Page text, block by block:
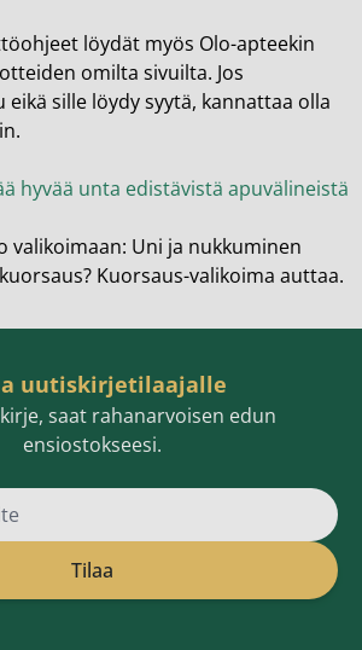
löydät myös Olo-apteekin
omilta sivuilta. Jos
sille löydy syytä, kannattaa olla
hyvää unta edistävistä apuvälineistä
valikoimaan: Uni ja nukkuminen
Kuorsaus-valikoima auttaa.
uutiskirjetilaajalle
saat rahanarvoisen edun
ensiostokseesi.
Sähköpostiosoite
Tilaa